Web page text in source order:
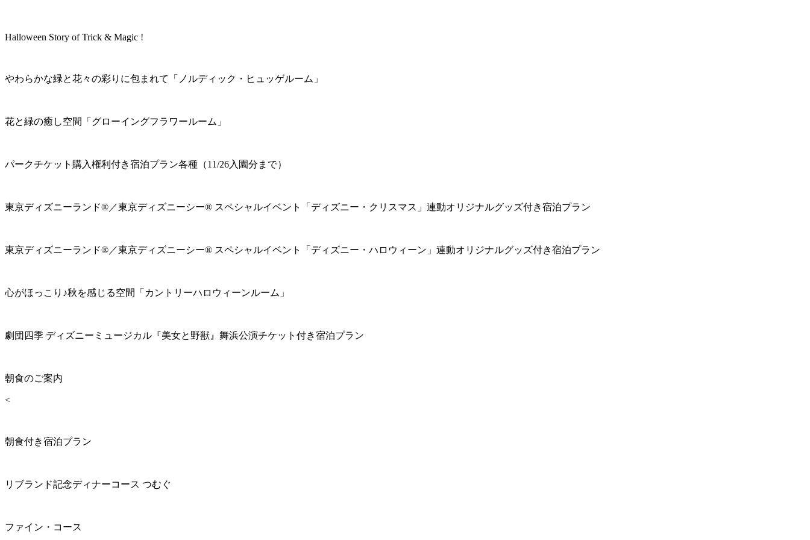
Halloween Story of Trick & Magic !
やわらかな緑と花々の彩りに包まれて「ノルディック・ヒュッゲルーム」
花と緑の癒し空間「グローイングフラワールーム」
パークチケット購入権利付き宿泊プラン各種（11/26入園分まで）
東京ディズニーランド®／東京ディズニーシー® スペシャルイベント「ディズニー・クリスマス」連動オリジナルグッズ付き宿泊プラン
東京ディズニーランド®／東京ディズニーシー® スペシャルイベント「ディズニー・ハロウィーン」連動オリジナルグッズ付き宿泊プラン
心がほっこり♪秋を感じる空間「カントリーハロウィーンルーム」
劇団四季 ディズニーミュージカル『美女と野獣』舞浜公演チケット付き宿泊プラン
朝食のご案内
<
朝食付き宿泊プラン
リブランド記念ディナーコース つむぐ
ファイン・コース